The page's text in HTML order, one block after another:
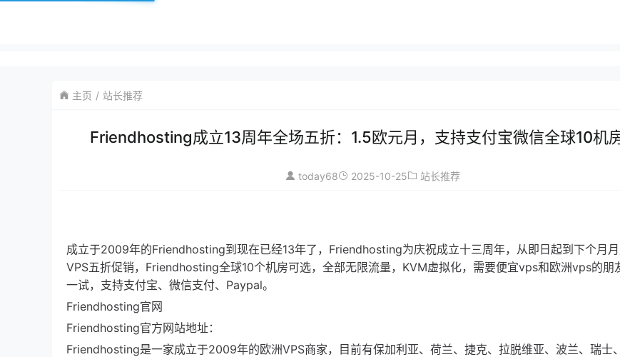
主页 站长推荐
Friendhosting成立13周年全场五折：1.5欧元月，支持支付宝微信全球10机
today68 2025-10-25 站长推荐
成立于2009年的Friendhosting到现在已经13年了，Friendhosting为庆祝成立十三周年，从即日起到下个月
VPS五折促销，Friendhosting全球10个机房可选，全部无限流量，KVM虚拟化，需要便宜vps和欧洲vps的朋
一试，支持支付宝、微信支付、Paypal。
Friendhosting官网
Friendhosting官方网站地址：
Friendhosting是一家成立于2009年的欧洲VPS商家，目前有保加利亚、荷兰、捷克、拉脱维亚、波兰、瑞士